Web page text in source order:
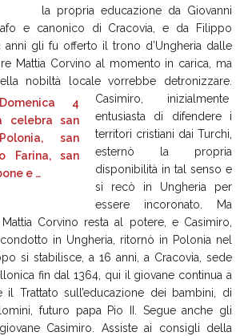
la propria educazione da Giovanni
e canonico di Cracovia, e da Filippo
anni gli fu offerto il trono d’Ungheria dalle
Mattia Corvino al momento in carica, ma
nobiltà locale vorrebbe detronizzare.
Casimiro, inizialmente
entusiasta di difendere i
territori cristiani dai Turchi,
esternò la propria
disponibilità in tal senso e
si recò in Ungheria per
essere incoronato. Ma
Mattia Corvino resta al potere, e Casimiro,
in Ungheria, ritornò in Polonia nel
si stabilisce, a 16 anni, a Cracovia, sede
fin dal 1364, qui il giovane continua a
il Trattato sull’educazione dei bambini, di
futuro papa Pio II. Segue anche gli
Casimiro. Assiste ai consigli della